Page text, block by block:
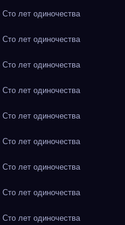
лет одиночества
лет одиночества
лет одиночества
лет одиночества
лет одиночества
лет одиночества
лет одиночества
лет одиночества
лет одиночества